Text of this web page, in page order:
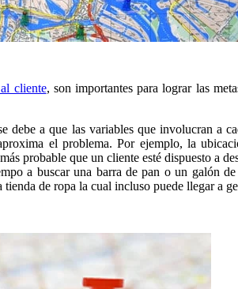
cliente, son importantes para lograr las
a que las variables que involucran a
el problema. Por ejemplo, la
probable que un cliente esté dispuesto a
a buscar una barra de pan o un galón
de ropa la cual incluso puede llegar a